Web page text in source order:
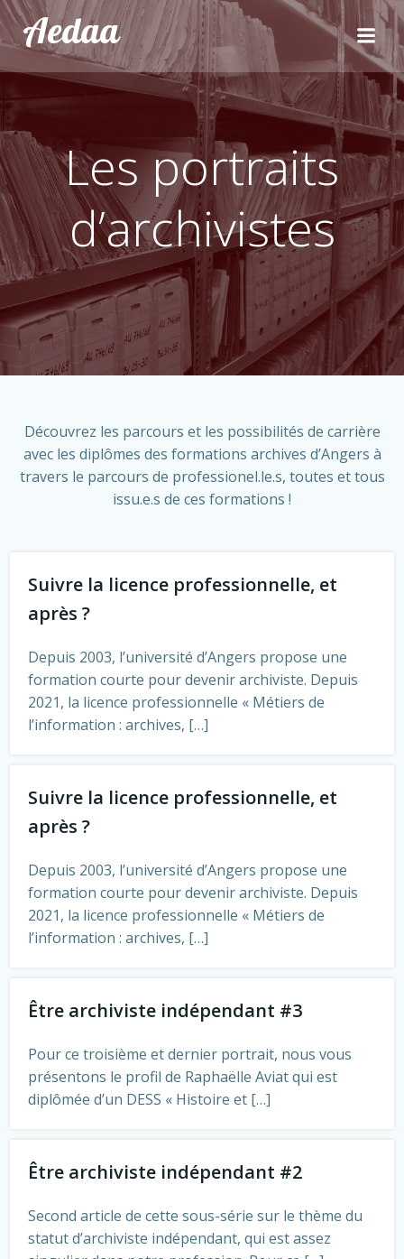
Aller
au
contenu
Aedaa
Les portraits
d’archivistes
Découvrez les parcours et les possibilités de carrière
avec les diplômes des formations archives d’Angers à
travers le parcours de professionel.le.s, toutes et tous
issu.e.s de ces formations !
Suivre la licence professionnelle, et
après ?
Depuis 2003, l’université d’Angers propose une
formation courte pour devenir archiviste. Depuis
2021, la licence professionnelle « Métiers de
l’information : archives, […]
Suivre la licence professionnelle, et
après ?
Depuis 2003, l’université d’Angers propose une
formation courte pour devenir archiviste. Depuis
2021, la licence professionnelle « Métiers de
l’information : archives, […]
Être archiviste indépendant #3
Pour ce troisième et dernier portrait, nous vous
présentons le profil de Raphaëlle Aviat qui est
diplômée d’un DESS « Histoire et […]
Être archiviste indépendant #2
Second article de cette sous-série sur le thème du
statut d’archiviste indépendant, qui est assez